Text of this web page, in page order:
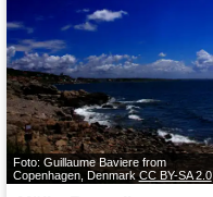
Foto: Guillaume Baviere from
Copenhagen, DenmarkCC BY-SA 2.0